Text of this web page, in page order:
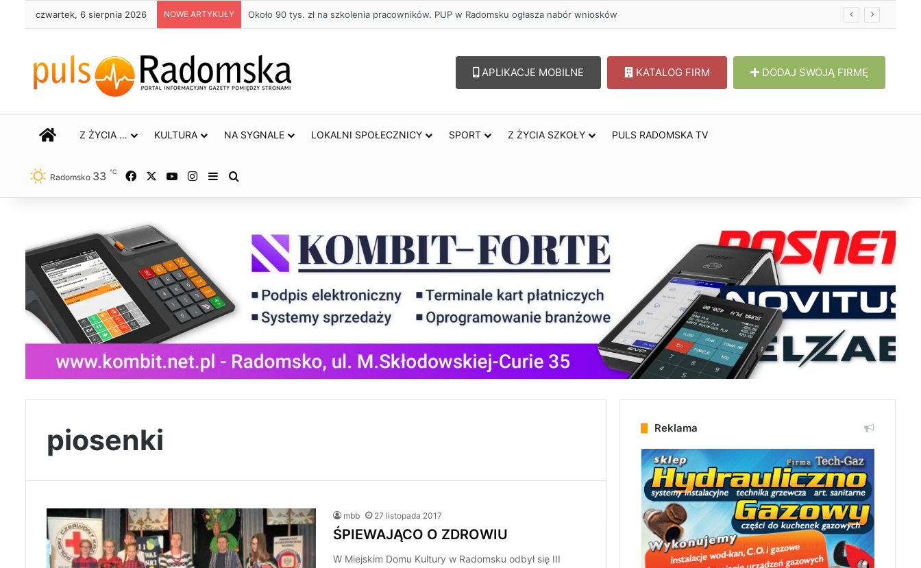
czwartek, 6 sierpnia 2026 NOWE ARTYKUŁY Około 90 tys. zł na szkolenia pracowników. PUP w Radomsku ogłasza nabór wniosków
APLIKACJE MOBILNE KATALOG FIRM DODAJ SWOJĄ FIRMĘ
STRONA GŁÓWNA
Z ŻYCIA … KULTURA NA SYGNALE LOKALNI SPOŁECZNICY SPORT Z ŻYCIA SZKOŁY PULS RADOMSKA TV
Radomsko 33 ℃ Facebook YouTubeInstagram
Sidebar
piosenki
mbb 27 listopada 2017
ŚPIEWAJĄCO O ZDROWIU
W Miejskim Domu Kultury w Radomsku odbył się III
Reklama